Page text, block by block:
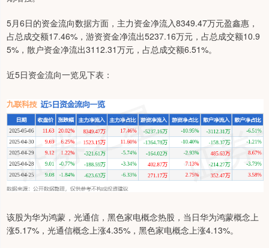
5月6日的资金流向数据方面，主力资金净流入8349.47万元盈鑫惠，
占总成交额17.46%，游资资金净流出5237.16万元，占总成交额10.9
5%，散户资金净流出3112.31万元，占总成交额6.51%。
近5日资金流向一览见下表：
该股为华为鸿蒙，光通信，黑色家电概念热股，当日华为鸿蒙概念上
涨5.17%，光通信概念上涨4.35%，黑色家电概念上涨4.13%。